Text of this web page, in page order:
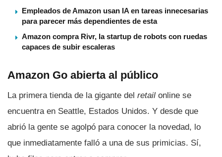
Empleados de Amazon usan IA en tareas innecesarias
para parecer más dependientes de esta
Amazon compra Rivr, la startup de robots con ruedas
capaces de subir escaleras
Amazon Go abierta al público
La primera tienda de la gigante del retail online se
encuentra en Seattle, Estados Unidos. Y desde que
abrió la gente se agolpó para conocer la novedad, lo
que inmediatamente falló a una de sus primicias. Sí­,